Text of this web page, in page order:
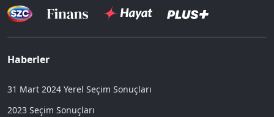
Haberler
31 Mart 2024 Yerel Seçim Sonuçları
2023 Seçim Sonuçları